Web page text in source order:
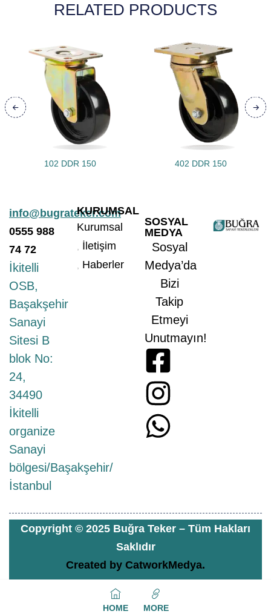
RELATED PRODUCTS
102 DDR 150 402 DDR 150
info@bugrateker.com
0555 988
74 72
İkitelli
OSB,
Başakşehir
Sanayi
Sitesi B
blok No:
24,
34490
İkitelli
organize
Sanayi
bölgesi/Başakşehir/
İstanbul
KURUMSAL
Kurumsal
İletişim
Haberler
SOSYAL
MEDYA
Sosyal
Medya’da
Bizi
Takip
Etmeyi
Unutmayın!
Copyright © 2025 Buğra Teker – Tüm Hakları
Saklıdır
Created by CatworkMedya.
HOME MORE